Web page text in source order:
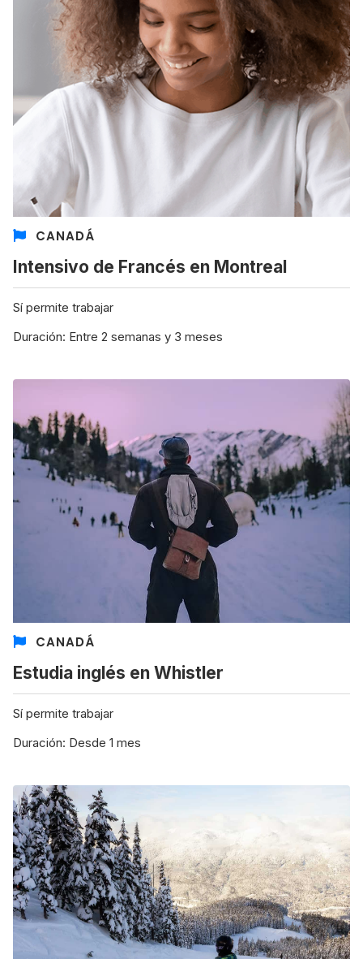
CANADÁ
Intensivo de Francés en Montreal
Sí permite trabajar
Duración: Entre 2 semanas y 3 meses
CANADÁ
Estudia inglés en Whistler
Sí permite trabajar
Duración: Desde 1 mes